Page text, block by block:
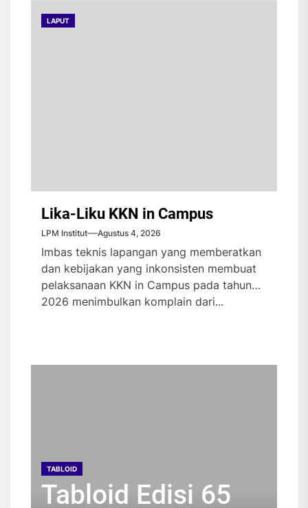
LAPUT
Lika-Liku KKN in Campus
LPM Institut Agustus 4, 2026
Imbas teknis lapangan yang memberatkan
dan kebijakan yang inkonsisten membuat
pelaksanaan KKN in Campus pada tahun
2026 menimbulkan komplain dari...
TABLOID
Tabloid Edisi 65
TABLOID
Tabloid Edisi 64
TABLOID
Tabloid Edisi 63
TABLOID
Tabloid Edisi 62
TABLOID